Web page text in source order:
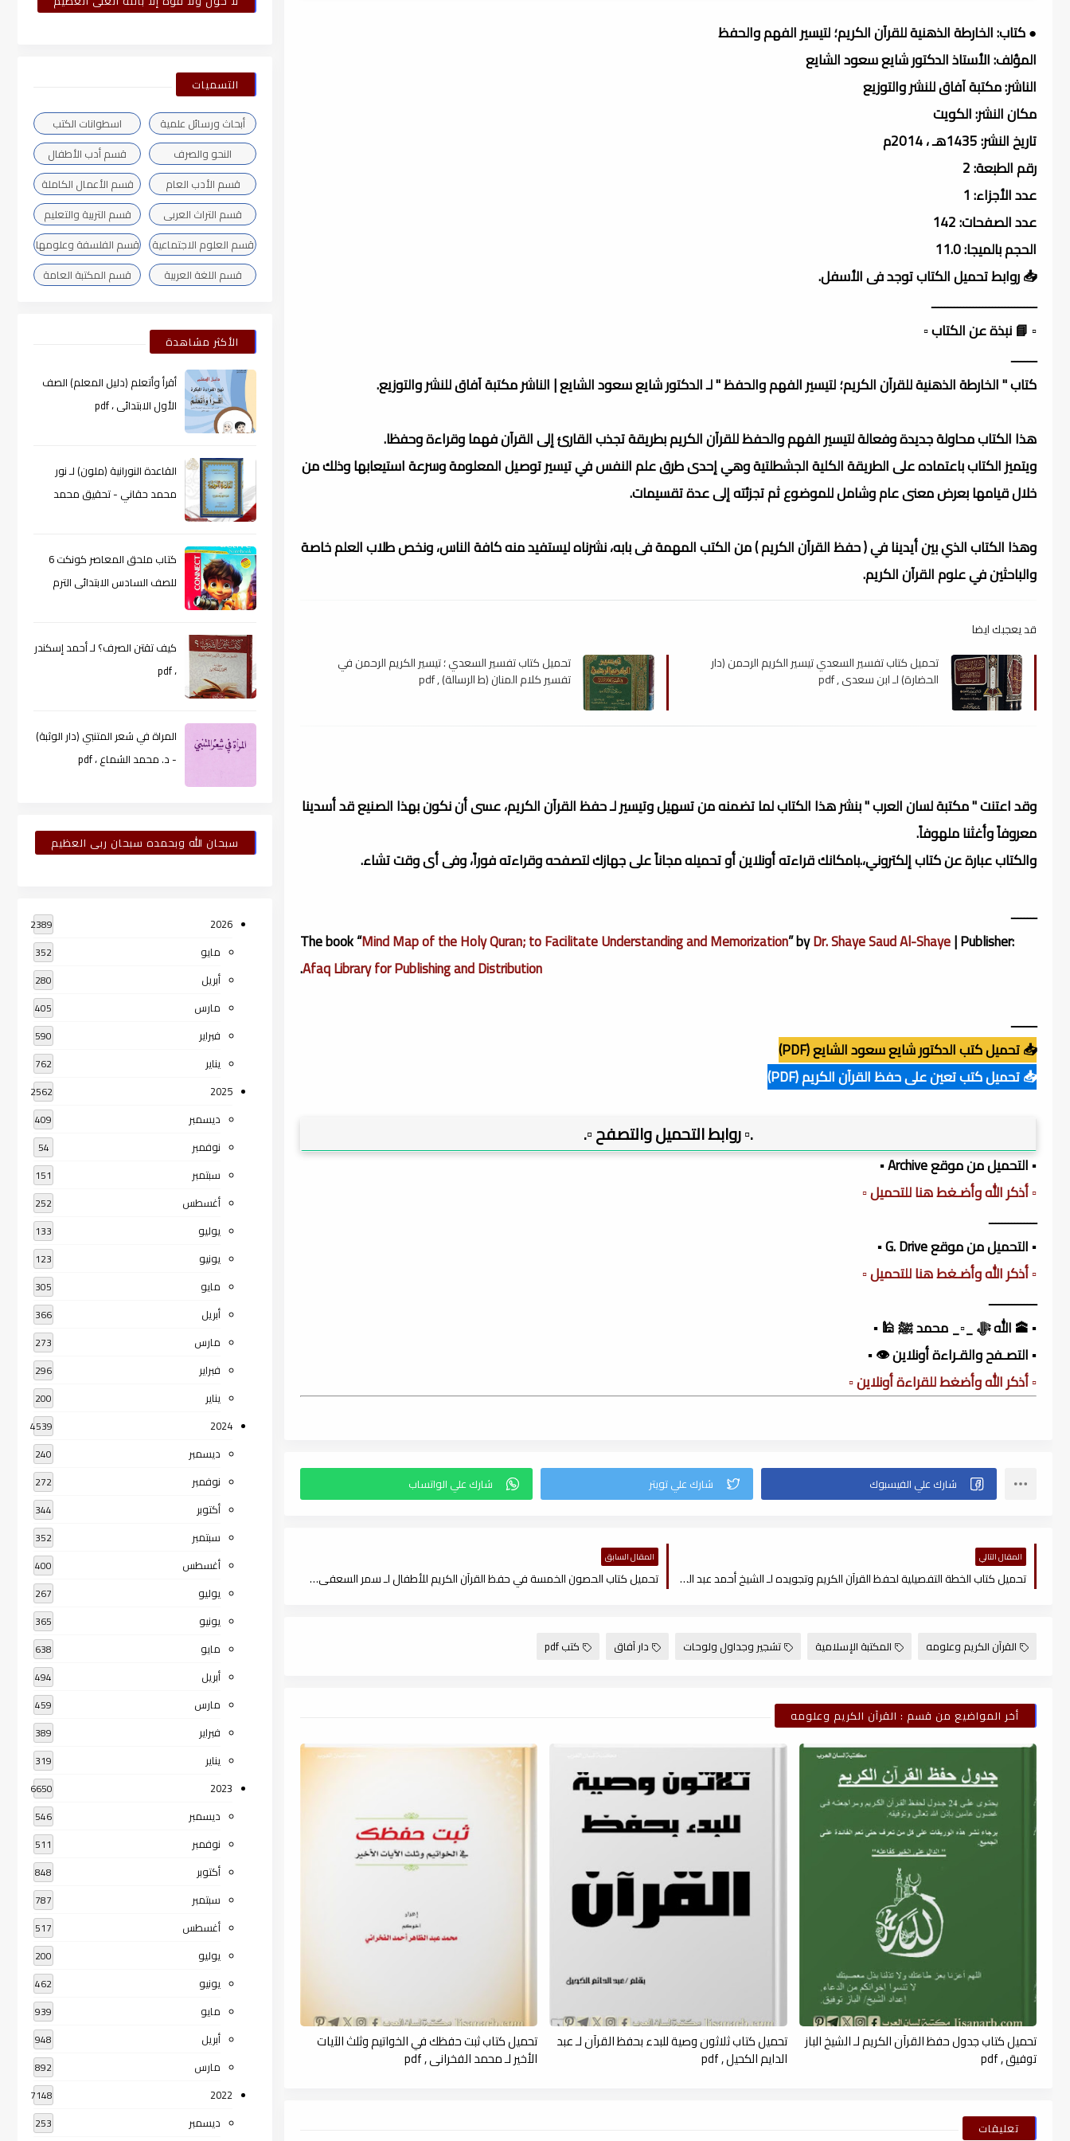
● كتاب: الخارطة الذهنية للقرآن الكريم؛ لتيسير الفهم والحفظ
المؤلف: الأستاذ الدكتور شايع سعود الشايع
الناشر: مكتبة آفاق للنشر والتوزيع
مكان النشر: الكويت
تاريخ النشر: 1435هـ ، 2014م
رقم الطبعة: 2
عدد الأجزاء: 1
عدد الصفحات: 142
الحجم بالميجا: 11.0
📥 روابط تحميل الكتاب توجد فى الأسفل.
ـــــــــــــــــــــــــــــــــ
▫️ 📘 نبذة عن الكتاب ▫️
ــــــــ
كتاب " الخارطة الذهنية للقرآن الكريم؛ لتيسير الفهم والحفظ " لـ الدكتور شايع سعود الشايع | الناشر مكتبة آفاق للنشر والتوزيع.
هذا الكتاب محاولة جديدة وفعالة لتيسير الفهم والحفظ للقرآن الكريم بطريقة تجذب القارئ إلى القرآن فهما وقراءة وحفظا.
ويتميز الكتاب باعتماده على الطريقة الكلية الجشطلتية وهي إحدى طرق علم النفس في تيسير توصيل المعلومة وسرعة استيعابها وذلك من
خلال قيامها بعرض معنى عام وشامل للموضوع ثم تجزئته إلى عدة تقسيمات.
وهذا الكتاب الذي بين أيدينا في ( حفظ القرآن الكريم ) من الكتب المهمة فى بابه، نشرناه ليستفيد منه كافة الناس، ونخص طلاب العلم خاصة
والباحثين في علوم القرآن الكريم.
قد يعجبك ايضا
تحميل كتاب تفسير السعدي تيسير الكريم الرحمن (دار
الحضارة) لـ ابن سعدي , pdf
تحميل كتاب تفسير السعدي ؛ تيسير الكريم الرحمن في
تفسير كلام المنان (ط الرسالة) , pdf
وقد اعتنت " مكتبة لسان العرب " بنشر هذا الكتاب لما تضمنه من تسهيل وتيسير لـ حفظ القرآن الكريم، عسى أن نكون بهذا الصنيع قد أسدينا
معروفاً وأغثنا ملهوفاً.
والكتاب عبارة عن كتاب إلكتروني،.بامكانك قراءته أونلاين أو تحميله مجاناً على جهازك لتصفحه وقراءته فوراً، وفى أى وقت تشاء.
ــــــــ
The book “Mind Map of the Holy Quran; to Facilitate Understanding and Memorization” byDr. Shaye Saud Al-Shaye| Publisher:
Afaq Library for Publishing and Distribution
.
ــــــــ
📥 تحميل كتب الدكتور شايع سعود الشايع (PDF)
📥 تحميل كتب تعين على حفظ القرآن الكريم (PDF)
.▫️ روابط التحميل والتصفح ▫️.
▪️ التحميل من موقع Archive ▪️
▫️ أذكر الله وأضـغط هنا للتحميل ▫️
ـــــــــــــــ
▪️ التحميل من موقع G. Drive ▪️
▫️ أذكر الله وأضـغط هنا للتحميل ▫️
ـــــــــــــــ
▪️ 🕋 الله ﷻ _▫️_ محمد ﷺ 🕌 ▪️
▪️ التصـفح والقـراءة أونلاين 👁️ ▪️
▫️ أذكر الله وأضغط للقراءة أونلاين ▫️
المقال التالي
تحميل كتاب الخطة التفصيلية لحفظ القرآن الكريم وتجويده لـ الشيخ أحمد عبد الجواد , pdf
المقال السابق
تحميل كتاب الحصون الخمسة في حفظ القرآن الكريم للأطفال لـ سمر السعفى , pdf
القرآن الكريم وعلومه المكتبة الإسلامية تشجير وجداول ولوحات دار آفاق كتب pdf
أخر المواضيع من قسم : القرآن الكريم وعلومه
تحميل كتاب جدول حفظ القرآن الكريم لـ الشيخ الباز
توفيق , pdf
تحميل كتاب ثلاثون وصية للبدء بحفظ القرآن لـ عبد
الدايم الكحيل , pdf
تحميل كتاب ثبت حفظك في الخواتيم وثلث الآيات
الأخير لـ محمد الفخراني , pdf
تعليقات
التسميات
أبحاث ورسائل علمية
اسطوانات الكتب
النحو والصرف
قسم أدب الأطفال
قسم الأدب العام
قسم الأعمال الكاملة
قسم التراث العربى
قسم التربية والتعليم
قسم العلوم الاجتماعية
قسم الفلسفة وعلومها
قسم اللغة العربية
قسم المكتبة العامة
الأكثر مشاهدة
أقرأ وأتعلم (دليل المعلم) الصف
الأول الابتدائى ، pdf
القاعدة النورانية (ملون) لـ نور
محمد حقاني - تحقيق محمد
كتاب ملحق المعاصر كونكت 6
للصف السادس الابتدائى الترم
كيف تقتن الصرف؟ لـ أحمد إسكندر
، pdf
المراة في شعر المتنبي (دار الوثبة)
- د. محمد الشماع ، pdf
سبحان الله وبحمده سبحان ربى العظيم
2026
2389
مايو 352
أبريل 280
مارس 405
فبراير 590
يناير 762
2025
2562
ديسمبر 409
نوفمبر 54
سبتمبر 151
أغسطس 252
يوليو 133
يونيو 123
مايو 305
أبريل 366
مارس 273
فبراير 296
يناير 200
2024
4539
ديسمبر 240
نوفمبر 272
أكتوبر 344
سبتمبر 352
أغسطس 400
يوليو 267
يونيو 365
مايو 638
أبريل 494
مارس 459
فبراير 389
يناير 319
2023
6650
ديسمبر 546
نوفمبر 511
أكتوبر 848
سبتمبر 787
أغسطس 517
يوليو 200
يونيو 462
مايو 939
أبريل 948
مارس 892
2022
7148
ديسمبر 253